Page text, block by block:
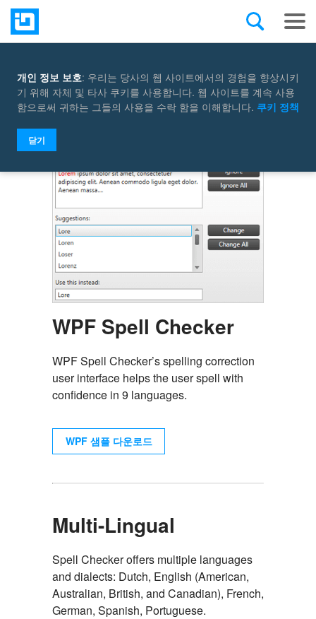
개인 정보 보호: 우리는 당사의 웹 사이트에서의 경험을 향상시키
기 위해 자체 및 타사 쿠키를 사용합니다. 웹 사이트를 계속 사용
함으로써 귀하는 그들의 사용을 수락 함을 이해합니다. 쿠키 정책
닫기
Select a control
WPF Spell Checker
WPF Spell Checker’s spelling correction
user interface helps the user spell with
confidence in 9 languages.
WPF 샘플 다운로드
Multi-Lingual
Spell Checker offers multiple languages
and dialects: Dutch, English (American,
Australian, British, and Canadian), French,
German, Spanish, Portuguese.